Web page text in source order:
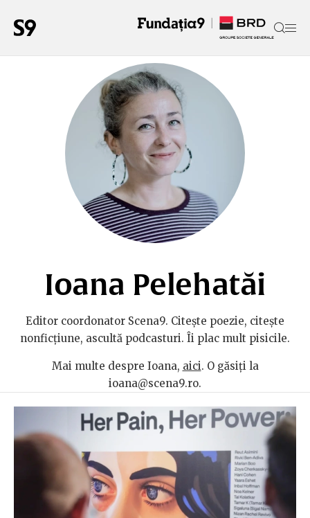
Ioana Pelehatăi
Editor coordonator Scena9. Citește poezie, citește
nonficțiune, ascultă podcasturi. Îi plac mult pisicile.
Mai multe despre Ioana, aici. O găsiți la
ioana@scena9.ro.